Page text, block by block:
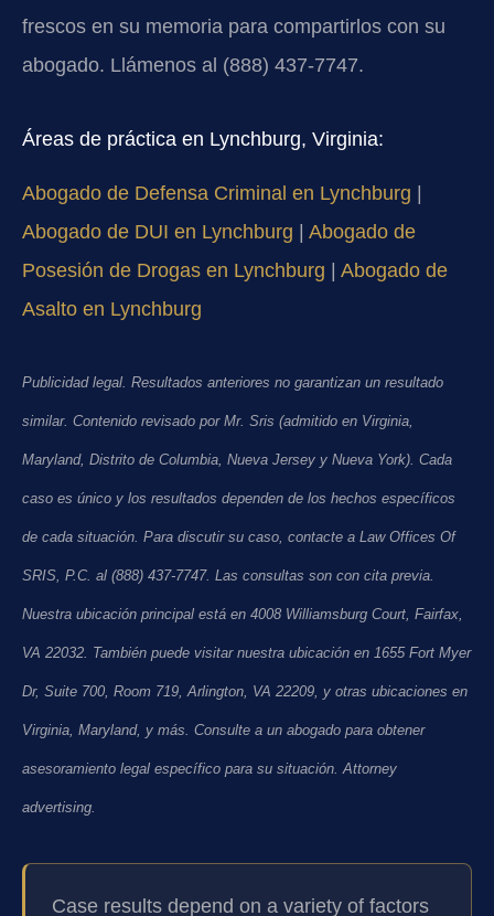
frescos en su memoria para compartirlos con su
abogado. Llámenos al (888) 437-7747.
Áreas de práctica en Lynchburg, Virginia:
Abogado de Defensa Criminal en Lynchburg
Abogado de DUI en Lynchburg
Abogado de
Posesión de Drogas en Lynchburg
Abogado de
Asalto en Lynchburg
Publicidad legal. Resultados anteriores no garantizan un resultado
similar. Contenido revisado por Mr. Sris (admitido en Virginia,
Maryland, Distrito de Columbia, Nueva Jersey y Nueva York). Cada
caso es único y los resultados dependen de los hechos específicos
de cada situación. Para discutir su caso, contacte a Law Offices Of
SRIS, P.C. al (888) 437-7747. Las consultas son con cita previa.
Nuestra ubicación principal está en 4008 Williamsburg Court, Fairfax,
VA 22032. También puede visitar nuestra ubicación en 1655 Fort Myer
Dr, Suite 700, Room 719, Arlington, VA 22209, y otras ubicaciones en
Virginia, Maryland, y más. Consulte a un abogado para obtener
asesoramiento legal específico para su situación.Attorney
advertising.
Case results depend on a variety of factors